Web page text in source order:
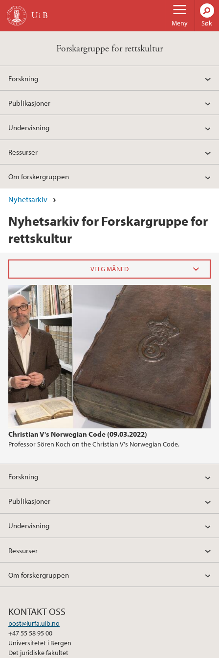
Hopp til hovedinnhold
Meny Søk
Forskargruppe for rettskultur
Forskning
Publikasjoner
Undervisning
Ressurser
Om forskergruppen
Nyhetsarkiv
Nyhetsarkiv for Forskargruppe for
rettskultur
Christian V's Norwegian Code
Christian V's Norwegian Code (09.03.2022)
Professor Sören Koch on the Christian V's Norwegian Code.
2024
november (3)
oktober (1)
januar (2)
2023
2022
2021
Forskning
Publikasjoner
Undervisning
Ressurser
Om forskergruppen
KONTAKT OSS
post@jurfa.uib.no
+47 55 58 95 00
Universitetet i Bergen
Det juridiske fakultet